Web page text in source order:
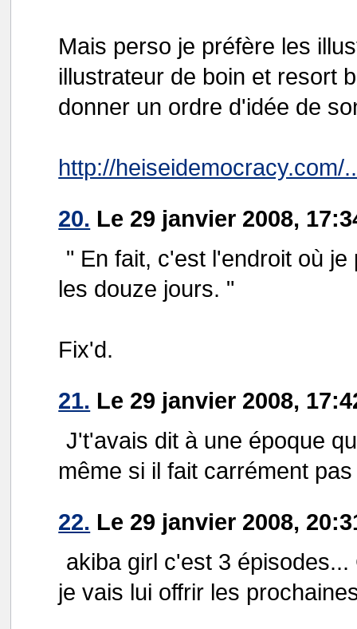
Mais perso je préfère les
illustrateur de boin et resort
donner un ordre d'idée de
http://heiseidemocracy.com/
20. Le 29 janvier 2008,
" En fait, c'est l'endroit où
les douze jours. "
Fix'd.
21. Le 29 janvier 2008,
J't'avais dit à une époque
même si il fait carrément
22. Le 29 janvier 2008,
akiba girl c'est 3
je vais lui offrir les